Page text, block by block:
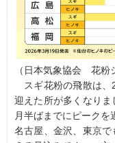
（日本気象協会 花粉
スギ花粉の飛散は、
迎えた所が多くなり
月半ばまでにピークを
名古屋、金沢、東京